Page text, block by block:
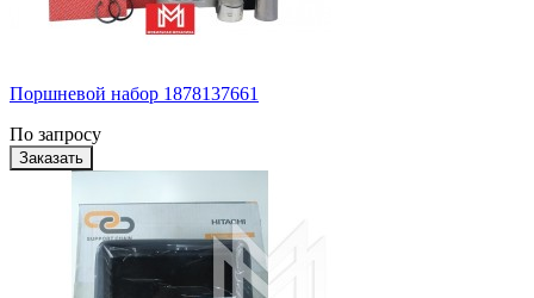
Поршневой набор 1878137661
По запросу